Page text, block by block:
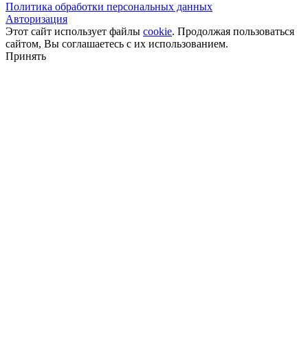
Политика обработки персональных данных
Авторизация
Этот сайт использует файлы cookie. Продолжая пользоваться
сайтом, Вы соглашаетесь с их использованием.
Принять